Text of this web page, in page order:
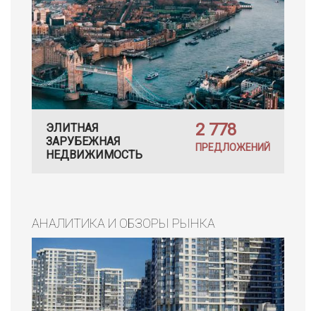
ЭЛИТНАЯ
ЗАРУБЕЖНАЯ
НЕДВИЖИМОСТЬ
2 778
ПРЕДЛОЖЕНИЙ
АНАЛИТИКА И ОБЗОРЫ РЫНКА